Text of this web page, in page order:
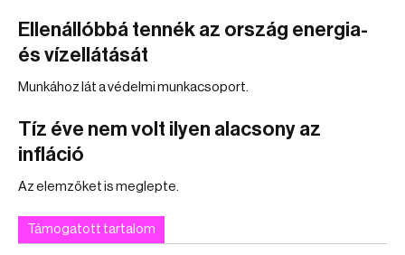
Ellenállóbbá tennék az ország energia-
és vízellátását
Munkához lát a védelmi munkacsoport.
Tíz éve nem volt ilyen alacsony az
infláció
Az elemzőket is meglepte.
Támogatott tartalom